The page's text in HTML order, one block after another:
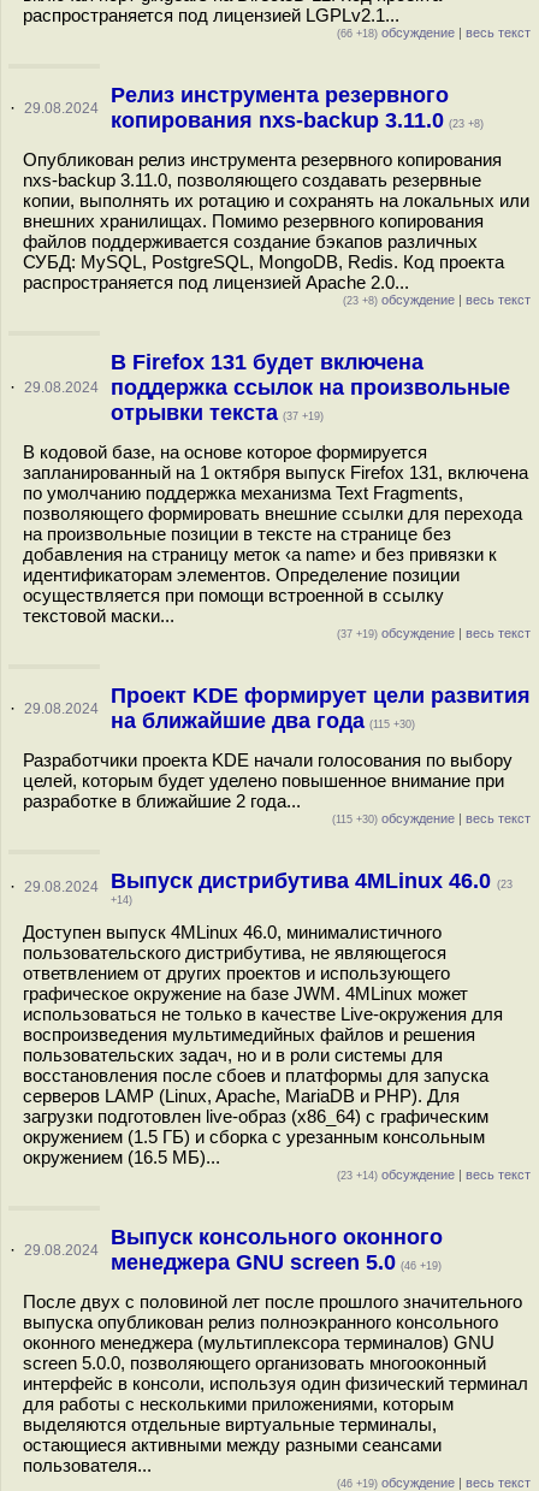
распространяется под лицензией LGPLv2.1...
(66 +18) обсуждение | весь текст
· 29.08.2024
Релиз инструмента резервного
копирования nxs-backup 3.11.0 (23 +8)
Опубликован релиз инструмента резервного копирования
nxs-backup 3.11.0, позволяющего создавать резервные
копии, выполнять их ротацию и сохранять на локальных или
внешних хранилищах. Помимо резервного копирования
файлов поддерживается создание бэкапов различных
СУБД: MySQL, PostgreSQL, MongoDB, Redis. Код проекта
распространяется под лицензией Apache 2.0...
(23 +8) обсуждение | весь текст
· 29.08.2024
В Firefox 131 будет включена
поддержка ссылок на произвольные
отрывки текста (37 +19)
В кодовой базе, на основе которое формируется
запланированный на 1 октября выпуск Firefox 131, включена
по умолчанию поддержка механизма Text Fragments,
позволяющего формировать внешние ссылки для перехода
на произвольные позиции в тексте на странице без
добавления на страницу меток ‹a name› и без привязки к
идентификаторам элементов. Определение позиции
осуществляется при помощи встроенной в ссылку
текстовой маски...
(37 +19) обсуждение | весь текст
· 29.08.2024
Проект KDE формирует цели развития
на ближайшие два года (115 +30)
Разработчики проекта KDE начали голосования по выбору
целей, которым будет уделено повышенное внимание при
разработке в ближайшие 2 года...
(115 +30) обсуждение | весь текст
· 29.08.2024 Выпуск дистрибутива 4MLinux 46.0 (23
+14)
Доступен выпуск 4MLinux 46.0, минималистичного
пользовательского дистрибутива, не являющегося
ответвлением от других проектов и использующего
графическое окружение на базе JWM. 4MLinux может
использоваться не только в качестве Live-окружения для
воспроизведения мультимедийных файлов и решения
пользовательских задач, но и в роли системы для
восстановления после сбоев и платформы для запуска
серверов LAMP (Linux, Apache, MariaDB и PHP). Для
загрузки подготовлен live-образ (x86_64) с графическим
окружением (1.5 ГБ) и сборка с урезанным консольным
окружением (16.5 МБ)...
(23 +14) обсуждение | весь текст
· 29.08.2024
Выпуск консольного оконного
менеджера GNU screen 5.0 (46 +19)
После двух с половиной лет после прошлого значительного
выпуска опубликован релиз полноэкранного консольного
оконного менеджера (мультиплексора терминалов) GNU
screen 5.0.0, позволяющего организовать многооконный
интерфейс в консоли, используя один физический терминал
для работы с несколькими приложениями, которым
выделяются отдельные виртуальные терминалы,
остающиеся активными между разными сеансами
пользователя...
(46 +19) обсуждение | весь текст